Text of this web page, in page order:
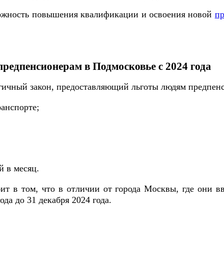
повышения квалификации и освоения новой
в Подмосковье с 2024 года
закон, предоставляющий льготы людям
в месяц.
в том, что в отличии от города Москвы, где они
до 31 декабря 2024 года.